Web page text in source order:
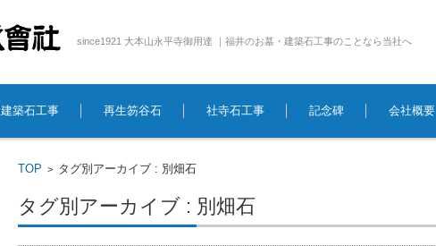
since1921 大本山永平寺御用達 ｜福井のお墓・建築石工事のことなら当社へ
建築石工事 再生笏谷石 社寺石工事 記念碑 会社概要
TOP > タグ別アーカイブ : 別畑石
タグ別アーカイブ : 別畑石